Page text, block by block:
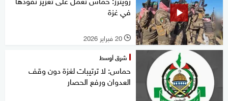
في غزة
l 20 فبراير 2026
شرق أوسط
حماس: لا ترتيبات لغزة دون وقف
العدوان ورفع الحصار